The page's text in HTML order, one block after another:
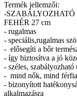
Termék jellemzői:
-SZABÁLYOZHATÓ
FEHÉR 27 cm
- rugalmas
- speciális,rugalmas
- elősegíti a bőr
- így biztosítva a jó
- széles, szabályozható
- mind nők, mind
- bizonyított
alkalmazásra